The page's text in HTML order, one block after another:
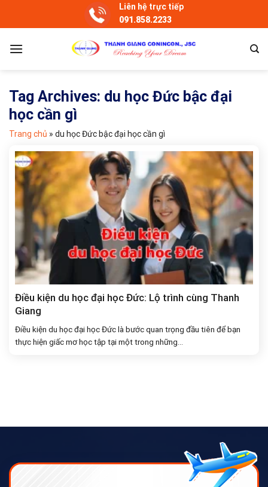
Liên hệ trực tiếp
091.858.2233
Tag Archives: du học Đức bậc đại
học cần gì
Trang chủ » du học Đức bậc đại học cần gì
Điều kiện du học đại học Đức: Lộ trình cùng Thanh
Giang
Điều kiện du học đại học Đức là bước quan trọng đầu tiên để bạn
thực hiện giấc mơ học tập tại một trong những...